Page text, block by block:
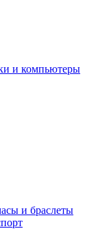
и компьютеры
и браслеты